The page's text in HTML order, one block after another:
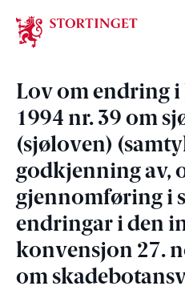
Stortinget.no
Lov om endring
1994 nr. 39 om
(sjøloven)
godkjenning av,
gjennomføring i
endringar i den
konvensjon 27.
om